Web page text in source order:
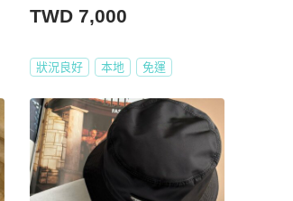
TWD 7,000
狀況良好 本地 免運